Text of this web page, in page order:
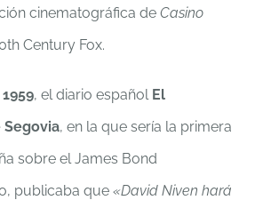
cinematográfica de Casino
Century Fox.
, el diario español El
, en la que sería la primera
sobre el James Bond
publicaba que «David Niven hará